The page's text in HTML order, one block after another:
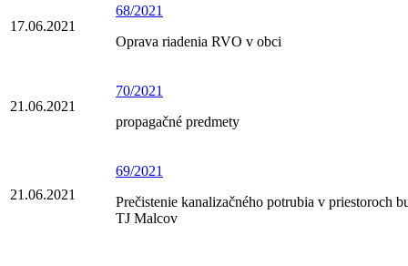
17.06.2021
68/2021
Oprava riadenia RVO v obci
21.06.2021
70/2021
propagačné predmety
21.06.2021
69/2021
Prečistenie kanalizačného potrubia v priestoroch
TJ Malcov